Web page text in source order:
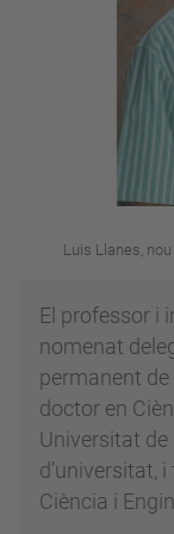
Luis Llanes,
El professor i
nomenat
permanent de
doctor en
Universitat
d’universitat,
Ciència i